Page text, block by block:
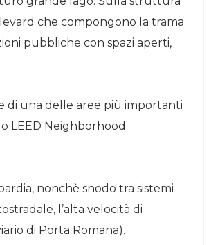
che compongono la trama
pubbliche con spazi aperti,
di una delle aree più importanti
LEED Neighborhood
nonchè snodo tra sistemi
l’alta velocità di
di Porta Romana).